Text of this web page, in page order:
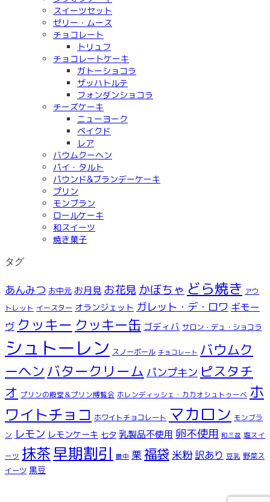
スイーツセット
ゼリー・ムース
チョコレート
トリュフ
チョコレートケーキ
ガトーショコラ
ザッハトルテ
フォンダンショコラ
チーズケーキ
ニューヨーク
ベイクド
レア
バウムクーヘン
パイ・タルト
パウンド&ブランデーケーキ
プリン
モンブラン
ロールケーキ
和スイーツ
焼き菓子
タグ
あんみつ お中元 お月見 お花見 かぼちゃ どら焼き アウ
トレット イースター オランジェット ガレット・デ・ロワ ギモー
ヴ クッキー クッキー缶 ゴディバ サロン・デュ・ショコラ
シュトーレン スノーボール チョコレート バウムク
ーヘンバタークリーム パンプキン ピスタチ
オ プリンの殿堂＆プリン博覧会 ホレンディッシェ・カカオシュトゥーベ ホ
ワイトチョコ ホワイトチョコレート マカロン モンブラ
ン レモン レモンケーキ 七夕 乳製品不使用 卵不使用 和三盆 塩スイ
ーツ 抹茶早期割引 最中 栗 福袋 米粉 訳あり 豆乳 野菜ス
イーツ 黒豆